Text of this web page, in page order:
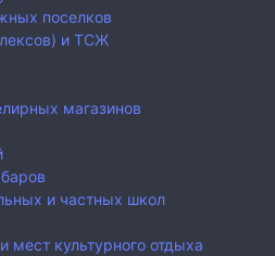
поселков
и ТСЖ
магазинов
и частных школ
мест культурного отдыха